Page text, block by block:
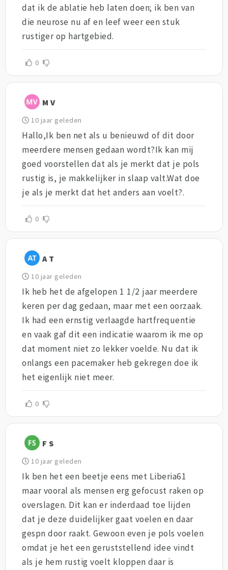
dat ik de ablatie heb laten doen; ik ben van
die neurose nu af en leef weer een stuk
rustiger op hartgebied.
0
M V
10 jaar geleden
Hallo,Ik ben net als u benieuwd of dit door
meerdere mensen gedaan wordt?Ik kan mij
goed voorstellen dat als je merkt dat je pols
rustig is, je makkelijker in slaap valt.Wat doe
je als je merkt dat het anders aan voelt?.
0
A T
10 jaar geleden
Ik heb het de afgelopen 1 1/2 jaar meerdere
keren per dag gedaan, maar met een oorzaak.
Ik had een ernstig verlaagde hartfrequentie
en vaak gaf dit een indicatie waarom ik me op
dat moment niet zo lekker voelde. Nu dat ik
onlangs een pacemaker heb gekregen doe ik
het eigenlijk niet meer.
0
F S
10 jaar geleden
Ik ben het een beetje eens met Liberia61
maar vooral als mensen erg gefocust raken op
overslagen. Dit kan er inderdaad toe lijden
dat je deze duidelijker gaat voelen en daar
gespn door raakt. Gewoon even je pols voelen
omdat je het een geruststellend idee vindt
als je hem rustig voelt kloppen daar is